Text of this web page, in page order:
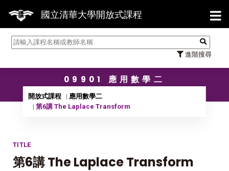
國立清華大學開放式課程
進階搜尋
【
09901 應用數學二
開放式課程
應用數學二
第6講 The Laplace Transform
TITLE
第6講 The Laplace Transform